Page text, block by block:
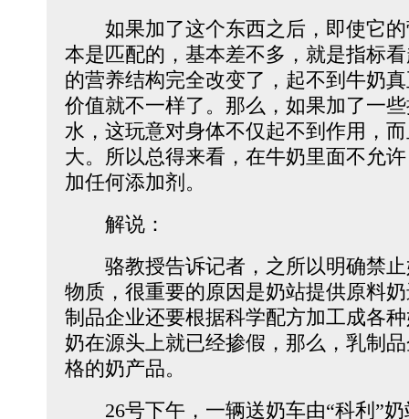
如果加了这个东西之后，即使它的
本是匹配的，基本差不多，就是指标
的营养结构完全改变了，起不到牛奶
价值就不一样了。那么，如果加了一
水，这玩意对身体不仅起不到作用，
大。所以总得来看，在牛奶里面不允
加任何添加剂。
解说：
骆教授告诉记者，之所以明确禁止
物质，很重要的原因是奶站提供原料
制品企业还要根据科学配方加工成各
奶在源头上就已经掺假，那么，乳制
格的奶产品。
26号下午，一辆送奶车由“科利”奶